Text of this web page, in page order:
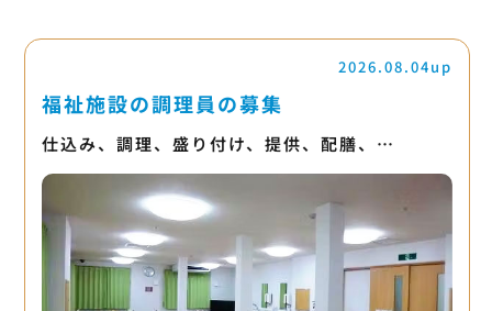
2026.08.04up
福祉施設の調理員の募集
仕込み、調理、盛り付け、提供、配膳、…